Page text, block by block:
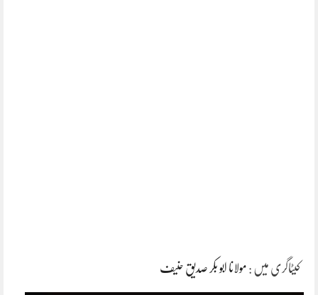
کیٹاگری میں : مولانا ابو بکر صدیق حنیف